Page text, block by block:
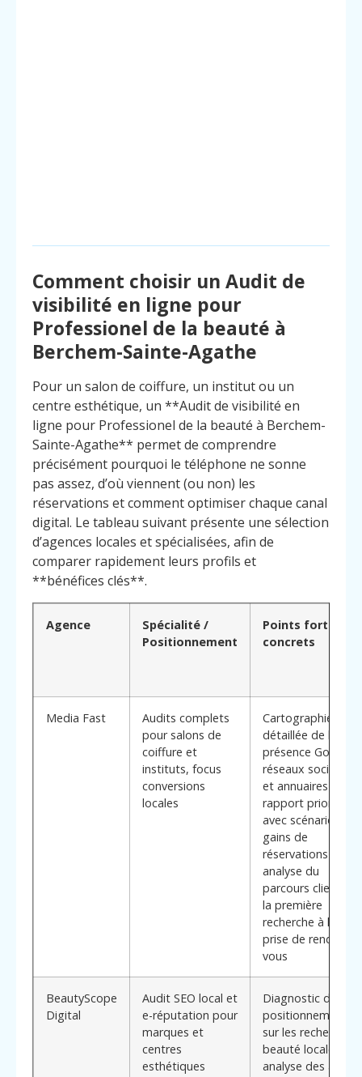
Comment choisir un Audit de
visibilité en ligne pour
Professionel de la beauté à
Berchem-Sainte-Agathe
Pour un salon de coiffure, un institut ou un
centre esthétique, un **Audit de visibilité en
ligne pour Professionel de la beauté à Berchem-
Sainte-Agathe** permet de comprendre
précisément pourquoi le téléphone ne sonne
pas assez, d’où viennent (ou non) les
réservations et comment optimiser chaque canal
digital. Le tableau suivant présente une sélection
d’agences locales et spécialisées, afin de
comparer rapidement leurs profils et
**bénéfices clés**.
Agence
Spécialité /
Positionnement
Points forts
concrets
Media Fast
Audits complets
pour salons de
coiffure et
instituts, focus
conversions
locales
Cartographie
détaillée de la
présence Google,
réseaux sociaux
et annuaires ;
rapport priorisé
avec scénarios de
gains de
réservations ;
analyse du
parcours client de
la première
recherche à la
prise de rendez-
vous
BeautyScope
Digital
Audit SEO local et
e-réputation pour
marques et
centres
esthétiques
Diagnostic de
positionnement
sur les recherches
beauté locales ;
analyse des avis